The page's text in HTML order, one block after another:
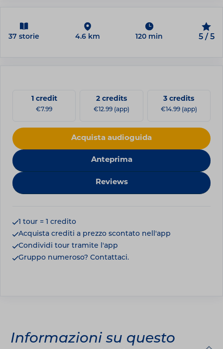
37 storie 4.6 km 120 min 5 / 5
1 credit
€7.99
2 credits
€12.99 (app)
3 credits
€14.99 (app)
Acquista audioguida
Anteprima
Reviews
1 tour = 1 credito
Acquista crediti a prezzo scontato nell'app
Condividi tour tramite l'app
Gruppo numeroso? Contattaci.
Informazioni su questo